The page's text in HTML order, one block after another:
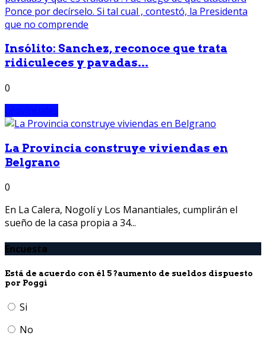
Insólito: Sanchez, reconoce que trata
ridiculeces y pavadas...
0
La Provincia construye viviendas en
Belgrano
0
En La Calera, Nogolí y Los Manantiales, cumplirán el
sueño de la casa propia a 34...
Encuesta
Está de acuerdo con él 5 ?aumento de sueldos dispuesto
por Poggi
Si
No